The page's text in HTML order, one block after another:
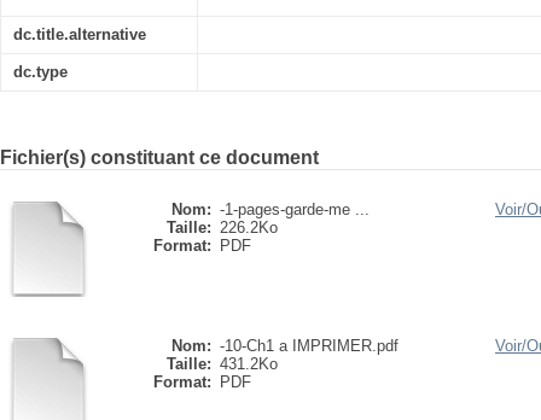
dc.title.alternative
dc.type
Fichier(s) constituant ce document
Nom: -1-pages-garde-me ...
Taille: 226.2Ko
Format:
PDF
Voir/
Nom: -10-Ch1 a IMPRIMER.pdf
Taille: 431.2Ko
Format:
PDF
Voir/